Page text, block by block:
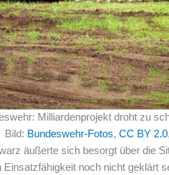
Milliardenprojekt droht zu
Bild: Bundeswehr-Fotos, CC BY 2.0
äußerte sich besorgt über die
Einsatzfähigkeit noch nicht